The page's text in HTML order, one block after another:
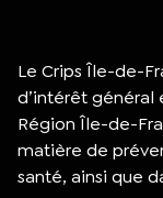
Le Crips Île-de-
d’intérêt général
Région Île-de-
matière de
santé, ainsi que